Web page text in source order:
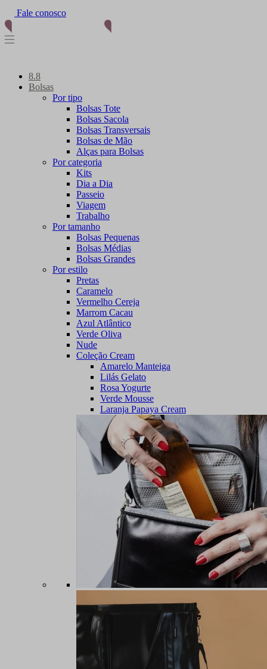
Fale conosco
8.8
Bolsas
Por tipo
Bolsas Tote
Bolsas Sacola
Bolsas Transversais
Bolsas de Mão
Alças para Bolsas
Por categoria
Kits
Dia a Dia
Passeio
Viagem
Trabalho
Por tamanho
Bolsas Pequenas
Bolsas Médias
Bolsas Grandes
Por estilo
Pretas
Caramelo
Vermelho Cereja
Marrom Cacau
Azul Atlântico
Verde Oliva
Nude
Coleção Cream
Amarelo Manteiga
Lilás Gelato
Rosa Yogurte
Verde Mousse
Laranja Papaya Cream